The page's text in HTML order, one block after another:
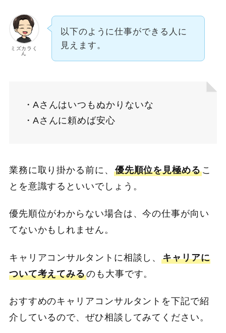
ミズカラく
ん
以下のように仕事ができる人に
見えます。
Aさんはいつもぬかりないな
Aさんに頼めば安心
業務に取り掛かる前に、 優先順位を見極めるこ
とを意識するといいでしょう。
優先順位がわからない場合は、今の仕事が向い
てないかもしれません。
キャリアコンサルタントに相談し、キャリアに
ついて考えてみるのも大事です。
おすすめのキャリアコンサルタントを下記で紹
介しているので、ぜひ相談してみてください。